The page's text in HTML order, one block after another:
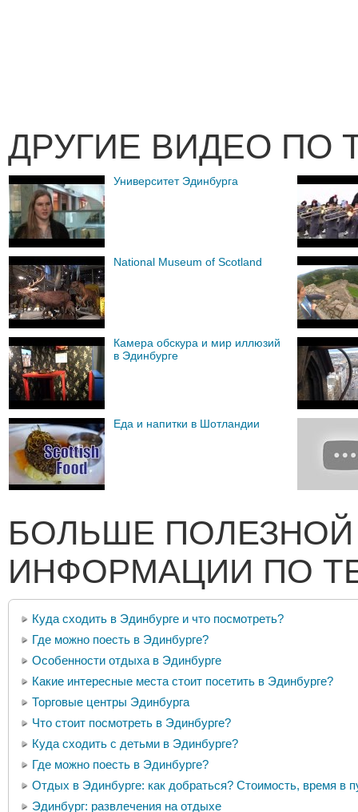
ДРУГИЕ ВИДЕО ПО
Университет Эдинбурга
National Museum of Scotland
Камера обскура и мир иллюзий
в Эдинбурге
Еда и напитки в Шотландии
БОЛЬШЕ ПОЛЕЗНОЙ
ИНФОРМАЦИИ ПО
Куда сходить в Эдинбурге и что посмотреть?
Где можно поесть в Эдинбурге?
Особенности отдыха в Эдинбурге
Какие интересные места стоит посетить в Эдинбурге?
Торговые центры Эдинбурга
Что стоит посмотреть в Эдинбурге?
Куда сходить с детьми в Эдинбурге?
Где можно поесть в Эдинбурге?
Отдых в Эдинбурге: как добраться? Стоимость, время в
Эдинбург: развлечения на отдыхе